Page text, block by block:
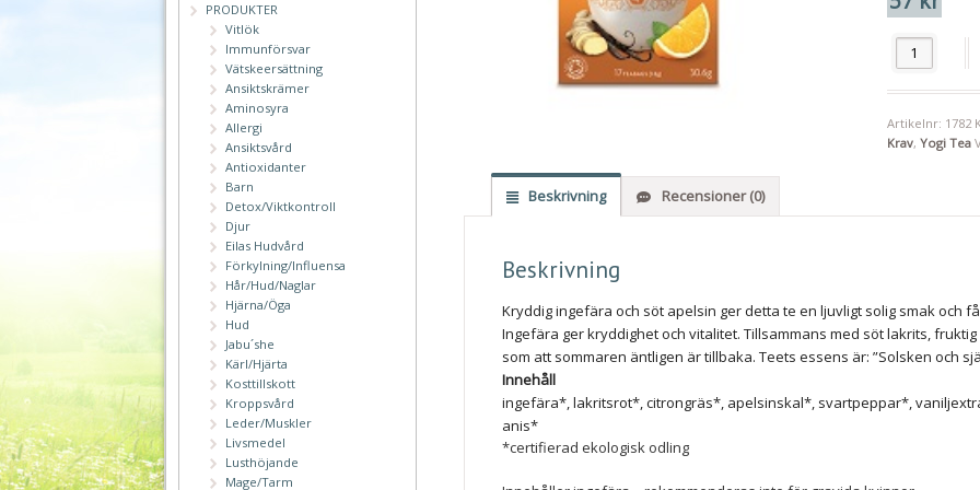
Yogi Tea,
Artikelnr: 1782
Krav, Yogi Tea
Beskrivning Recensioner (0)
Beskrivning
Kryddig ingefära och söt apelsin ger detta te en ljuvligt solig smak och
Ingefära ger kryddighet och vitalitet. Tillsammans med söt lakrits,
som att sommaren äntligen är tillbaka. Teets essens är: ”Solsken och
Innehåll
ingefära*, lakritsrot*, citrongräs*, apelsinskal*, svartpeppar*,
anis*
*certifierad ekologisk odling
PRODUKTER
Vitlök
Immunförsvar
Vätskeersättning
Ansiktskrämer
Aminosyra
Allergi
Ansiktsvård
Antioxidanter
Barn
Detox/Viktkontroll
Djur
Eilas Hudvård
Förkylning/Influensa
Hår/Hud/Naglar
Hjärna/Öga
Hud
Jabu´she
Kärl/Hjärta
Kosttillskott
Kroppsvård
Leder/Muskler
Livsmedel
Lusthöjande
Mage/Tarm